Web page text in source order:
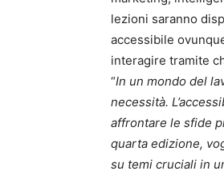
lezioni saranno
accessibile
interagire tramite
“In un mondo del
necessità.
affrontare le sfide
quarta edizione,
su temi cruciali in